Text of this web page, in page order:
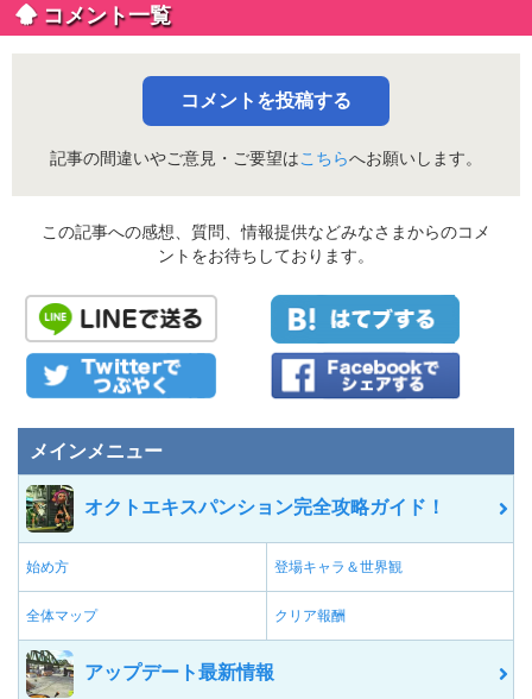
コメント一覧
コメントを投稿する
記事の間違いやご意見・ご要望はこちらへお願いします。
この記事への感想、質問、情報提供などみなさまからのコメ
ントをお待ちしております。
メインメニュー
オクトエキスパンション完全攻略ガイド！
始め方 登場キャラ＆世界観
全体マップ クリア報酬
アップデート最新情報